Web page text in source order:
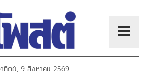
ทิตย์, 9 สิงหาคม 2569